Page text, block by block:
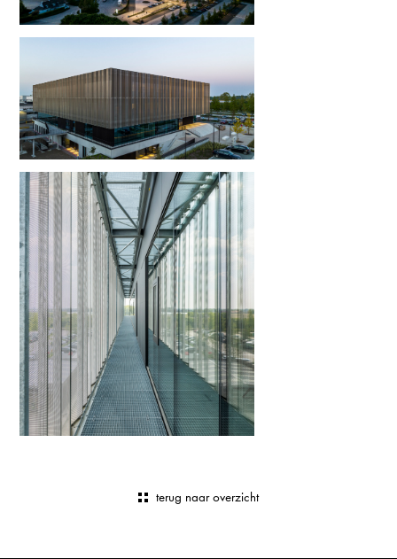
terug naar overzicht